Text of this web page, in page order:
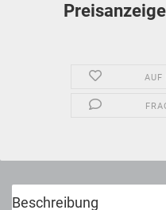
AUF
Beschreibung